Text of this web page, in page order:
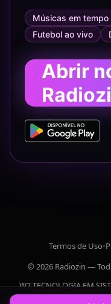
Músicas em tempo
Futebol ao vivo
Abrir
Termos de Uso•
© 2026 Radiozin —
W2 TECNOLOGIA EM